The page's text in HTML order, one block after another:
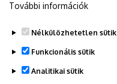
További információk
Nélkülözhetetlen sütik
Funkcionális sütik
Analitikai sütik